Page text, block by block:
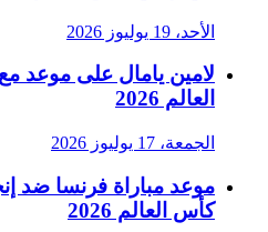
الأحد، 19 يوليوز 2026
لامين يامال على موعد
العالم 2026
الجمعة، 17 يوليوز 2026
موعد مباراة فرنسا ضد
كأس العالم 2026